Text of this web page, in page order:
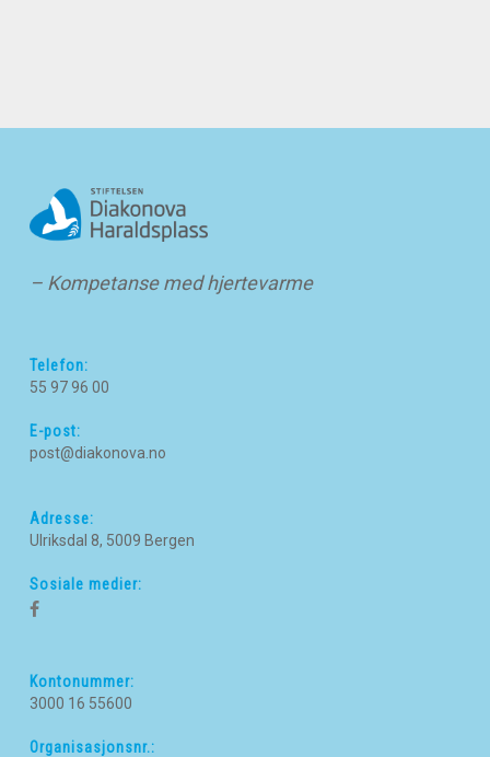
– Kompetanse med hjertevarme
Telefon:
55 97 96 00
E-post:
post@diakonova.no
Adresse:
Ulriksdal 8, 5009 Bergen
Sosiale medier:
Kontonummer:
3000 16 55600
Organisasjonsnr.: